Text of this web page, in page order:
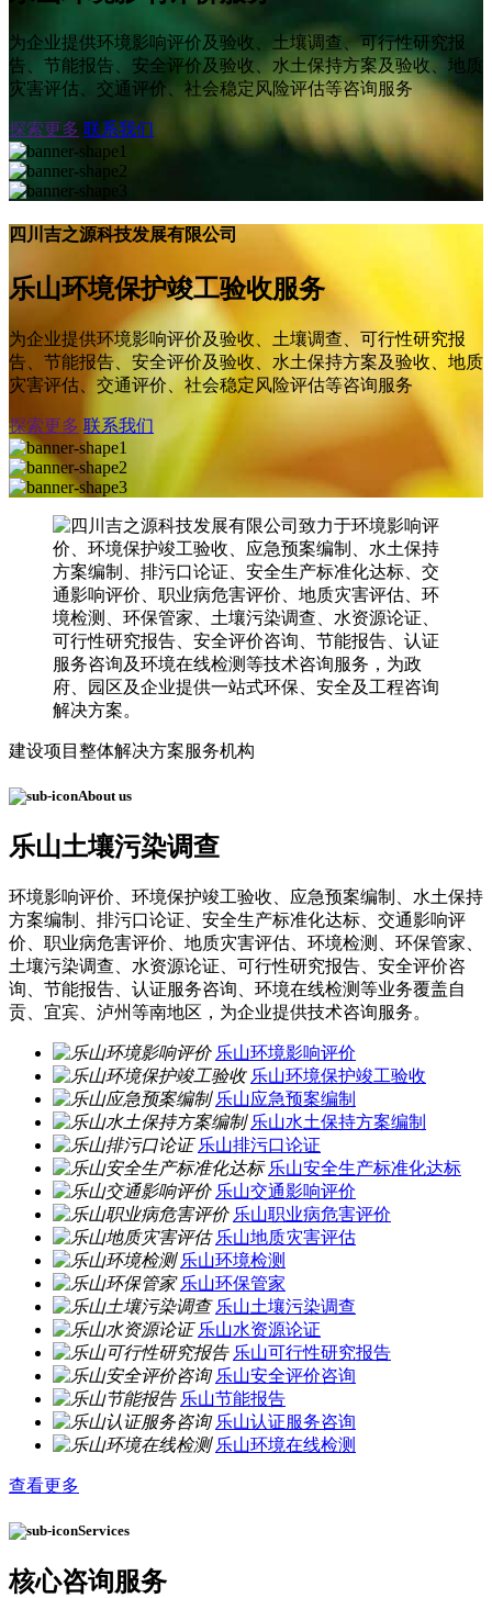
为企业提供环境影响评价及验收、土壤调查、可行性研究报
告、节能报告、安全评价及验收、水土保持方案及验收、地质
灾害评估、交通评价、社会稳定风险评估等咨询服务
探索更多 联系我们
四川吉之源科技发展有限公司
乐山环境保护竣工验收服务
为企业提供环境影响评价及验收、土壤调查、可行性研究报
告、节能报告、安全评价及验收、水土保持方案及验收、地质
灾害评估、交通评价、社会稳定风险评估等咨询服务
探索更多 联系我们
建设项目整体解决方案服务机构
About us
乐山土壤污染调查
环境影响评价、环境保护竣工验收、应急预案编制、水土保持
方案编制、排污口论证、安全生产标准化达标、交通影响评
价、职业病危害评价、地质灾害评估、环境检测、环保管家、
土壤污染调查、水资源论证、可行性研究报告、安全评价咨
询、节能报告、认证服务咨询、环境在线检测等业务覆盖自
贡、宜宾、泸州等南地区，为企业提供技术咨询服务。
乐山环境影响评价
乐山环境保护竣工验收
乐山应急预案编制
乐山水土保持方案编制
乐山排污口论证
乐山安全生产标准化达标
乐山交通影响评价
乐山职业病危害评价
乐山地质灾害评估
乐山环境检测
乐山环保管家
乐山土壤污染调查
乐山水资源论证
乐山可行性研究报告
乐山安全评价咨询
乐山节能报告
乐山认证服务咨询
乐山环境在线检测
查看更多
Services
核心咨询服务